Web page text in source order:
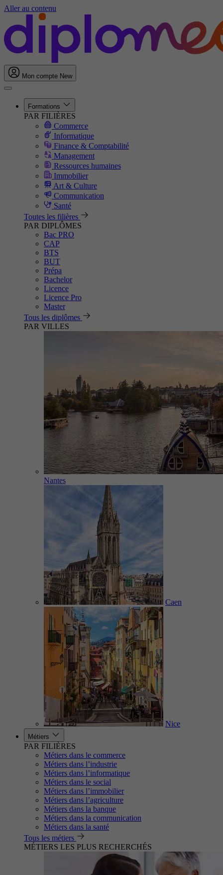
Aller au contenu
Mon compte New
Formations
PAR FILIÈRES
Commerce
Informatique
Finance & Comptabilité
Management
Ressources humaines
Immobilier
Art & Culture
Communication
Santé
Toutes les filières
PAR DIPLÔMES
Bac PRO
CAP
BTS
BUT
Prépa
Bachelor
Licence
Licence Pro
Master
Tous les diplômes
PAR VILLES
Nantes
Caen
Nice
Métiers
PAR FILIÈRES
Métiers dans le commerce
Métiers dans l’industrie
Métiers dans l’informatique
Métiers dans le social
Métiers dans l’immobilier
Métiers dans l’agriculture
Métiers dans la banque
Métiers dans la communication
Métiers dans la santé
Tous les métiers
MÉTIERS LES PLUS RECHERCHÉS